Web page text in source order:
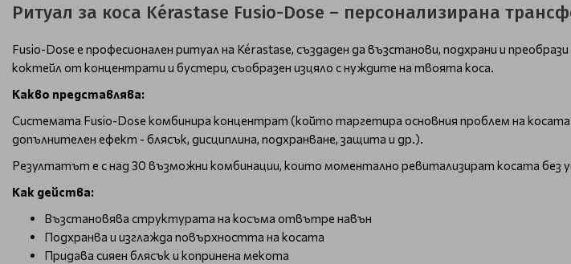
Ритуал за коса Kérastase Fusio-Dose – персонализирана
Fusio-Dose е професионален ритуал на Kérastase, създаден да възстанови, подхрани и
коктейл от концентрати и бустери, съобразен изцяло с нуждите на твоята коса.
Какво представлява:
Системата Fusio-Dose комбинира концентрат (който таргетира основния проблем на
допълнителен ефект - блясък, дисциплина, подхранване, защита и др.).
Резултатът е с над 30 възможни комбинации, които моментално ревитализират косата без
Как действа:
Възстановява структурата на косъма отвътре навън
Подхранва и изглажда повърхността на косата
Придава сияен блясък и копринена мекота